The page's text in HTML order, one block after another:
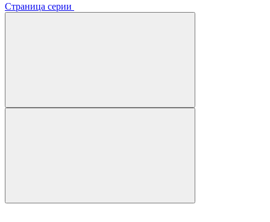
Страница серии